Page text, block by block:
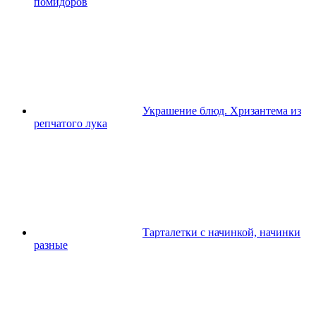
Украшение блюд. Хризантема из
репчатого лука
Тарталетки с начинкой, начинки
разные